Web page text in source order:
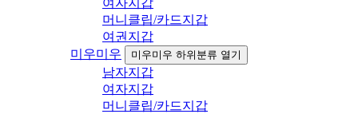
여자지갑
머니클립/카드지갑
여권지갑
미우미우
미우미우 하위분류 열기
남자지갑
여자지갑
머니클립/카드지갑